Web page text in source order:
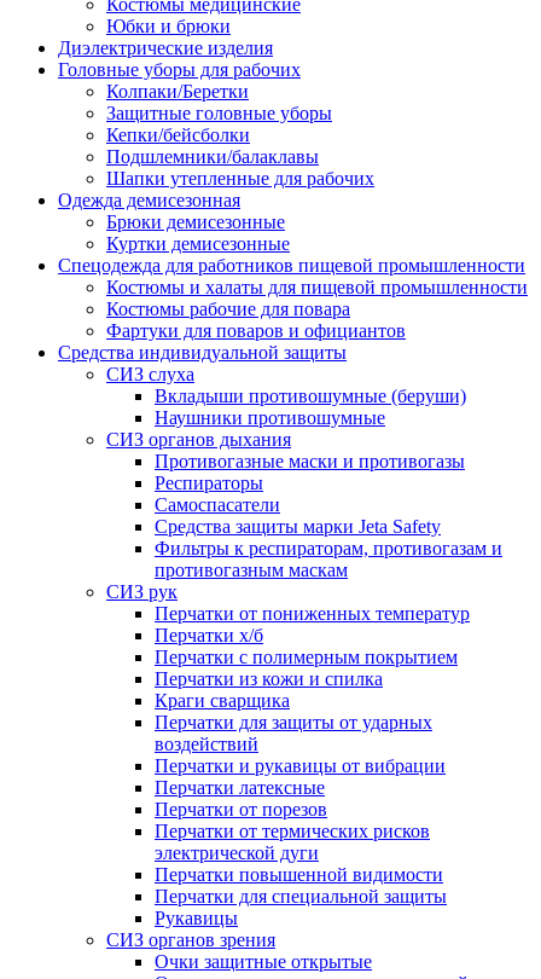
Юбки и брюки
Диэлектрические изделия
Головные уборы для рабочих
Колпаки/Беретки
Защитные головные уборы
Кепки/бейсболки
Подшлемники/балаклавы
Шапки утепленные для рабочих
Одежда демисезонная
Брюки демисезонные
Куртки демисезонные
Спецодежда для работников пищевой промышленности
Костюмы и халаты для пищевой промышленности
Костюмы рабочие для повара
Фартуки для поваров и официантов
Средства индивидуальной защиты
СИЗ слуха
Вкладыши противошумные (беруши)
Наушники противошумные
СИЗ органов дыхания
Противогазные маски и противогазы
Респираторы
Самоспасатели
Средства защиты марки Jeta Safety
Фильтры к респираторам, противогазам и
противогазным маскам
СИЗ рук
Перчатки от пониженных температур
Перчатки х/б
Перчатки с полимерным покрытием
Перчатки из кожи и спилка
Краги сварщика
Перчатки для защиты от ударных
воздействий
Перчатки и рукавицы от вибрации
Перчатки латексные
Перчатки от порезов
Перчатки от термических рисков
электрической дуги
Перчатки повышенной видимости
Перчатки для специальной защиты
Рукавицы
СИЗ органов зрения
Очки защитные открытые